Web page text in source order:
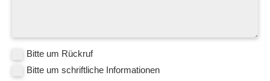
Bitte um Rückruf
Bitte um schriftliche Informationen